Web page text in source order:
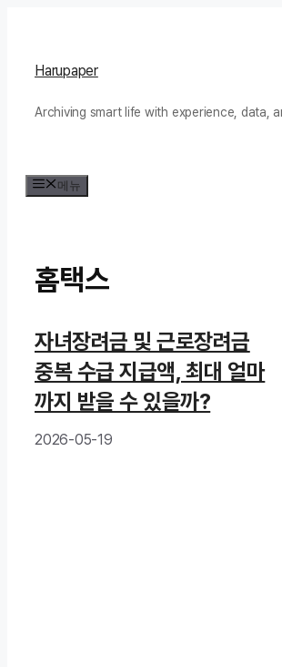
Harupaper
Archiving smart life with experience, data,
메뉴
홈택스
자녀장려금 및 근로장려금
중복 수급 지급액, 최대 얼마
까지 받을 수 있을까?
2026-05-19